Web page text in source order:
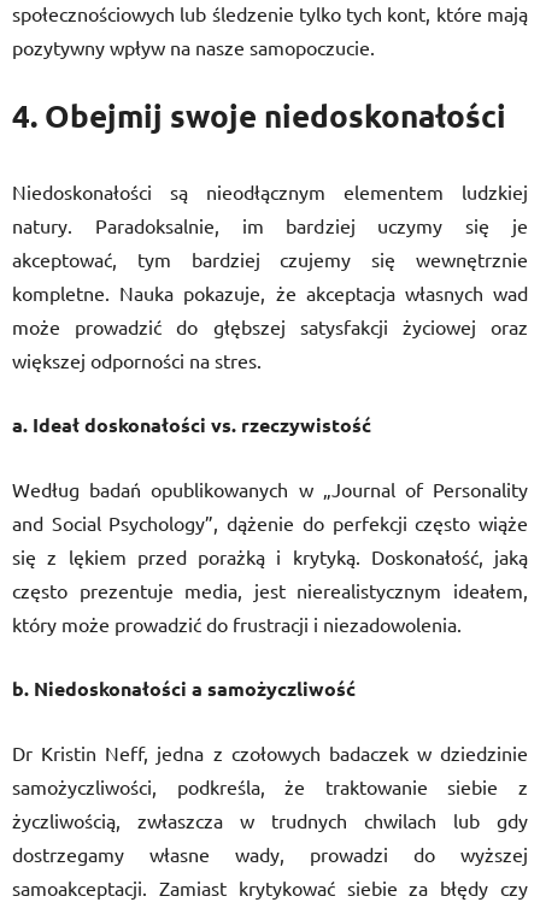
społecznościowych lub śledzenie tylko tych kont, które mają
pozytywny wpływ na nasze samopoczucie.
4. Obejmij swoje niedoskonałości
Niedoskonałości są nieodłącznym elementem ludzkiej
natury. Paradoksalnie, im bardziej uczymy się je
akceptować, tym bardziej czujemy się wewnętrznie
kompletne. Nauka pokazuje, że akceptacja własnych wad
może prowadzić do głębszej satysfakcji życiowej oraz
większej odporności na stres.
a. Ideał doskonałości vs. rzeczywistość
Według badań opublikowanych w „Journal of Personality
and Social Psychology”, dążenie do perfekcji często wiąże
się z lękiem przed porażką i krytyką. Doskonałość, jaką
często prezentuje media, jest nierealistycznym ideałem,
który może prowadzić do frustracji i niezadowolenia.
b. Niedoskonałości a samożyczliwość
Dr Kristin Neff, jedna z czołowych badaczek w dziedzinie
samożyczliwości, podkreśla, że ​​traktowanie siebie z
życzliwością, zwłaszcza w trudnych chwilach lub gdy
dostrzegamy własne wady, prowadzi do wyższej
samoakceptacji. Zamiast krytykować siebie za błędy czy